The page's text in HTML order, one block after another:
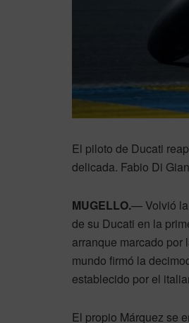
El piloto de Ducati
delicada. Fabio Di
MUGELLO.— Volvió la
de su Ducati en la
arranque marcado
mundo firmó la
establecido por el
El propio Márquez se